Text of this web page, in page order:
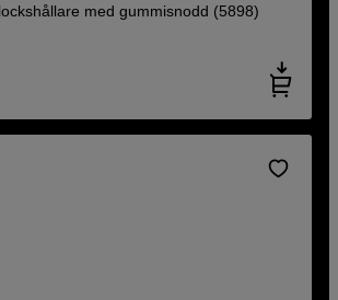
med gummisnodd (5898)